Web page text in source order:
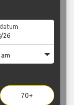
70+